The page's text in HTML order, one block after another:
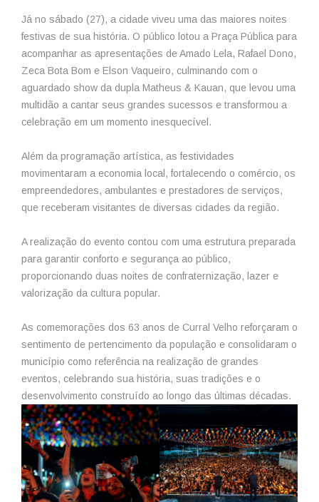
Já no sábado (27), a cidade viveu uma das maiores noites
festivas de sua história. O público lotou a Praça Pública para
acompanhar as apresentações de Amado Lela, Rafael Dono,
Zeca Bota Bom e Elson Vaqueiro, culminando com o
aguardado show da dupla Matheus & Kauan, que levou uma
multidão a cantar seus grandes sucessos e transformou a
celebração em um momento inesquecível.
Além da programação artística, as festividades
movimentaram a economia local, fortalecendo o comércio, os
empreendedores, ambulantes e prestadores de serviços,
que receberam visitantes de diversas cidades da região.
A realização do evento contou com uma estrutura preparada
para garantir conforto e segurança ao público,
proporcionando duas noites de confraternização, lazer e
valorização da cultura popular.
As comemorações dos 63 anos de Curral Velho reforçaram o
sentimento de pertencimento da população e consolidaram o
município como referência na realização de grandes
eventos, celebrando sua história, suas tradições e o
desenvolvimento construído ao longo das últimas décadas.